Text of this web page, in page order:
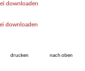
downloaden
downloaden
drucken nach oben